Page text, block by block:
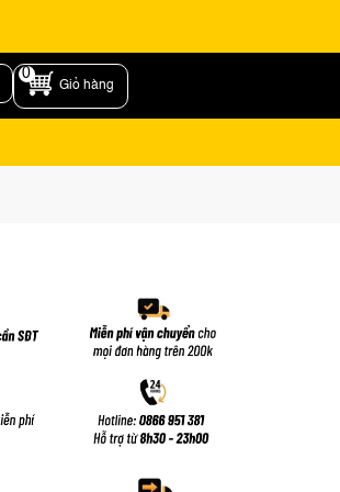
0
Giỏ hàng